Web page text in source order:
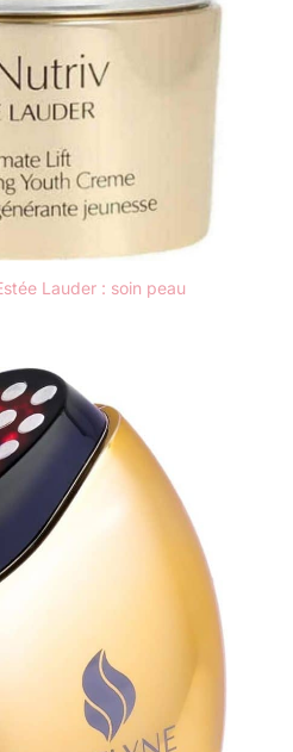
appuyant sur le bouton
vert apparaîtra. Étape 2 :
Sélectionnez le
programme souhaité.
Programme « Détoxifiant
» : le bouton reste vert, le
programme 1 est activé.
Programme
"régénération": appuyez
démarrage pendant 1
bouton devient orange,
le programme 2 est
activé. Étape 3 : Placez la
tête triangulaire de
l'appareil en contact
direct avec la peau pour
commencer le traitement.
Assurez-vous que les
doigts touchent
automatiquement après 1
min Programme 2 : le
traitement s'arrête
automatiquement après
45 secondes.
Lauder : soin peau